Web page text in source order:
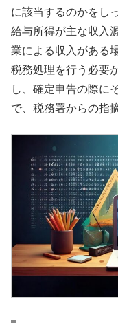
に該当するのかをし
給与所得が主な収入
業による収入がある
税務処理を行う必要
し、確定申告の際に
で、税務署からの指